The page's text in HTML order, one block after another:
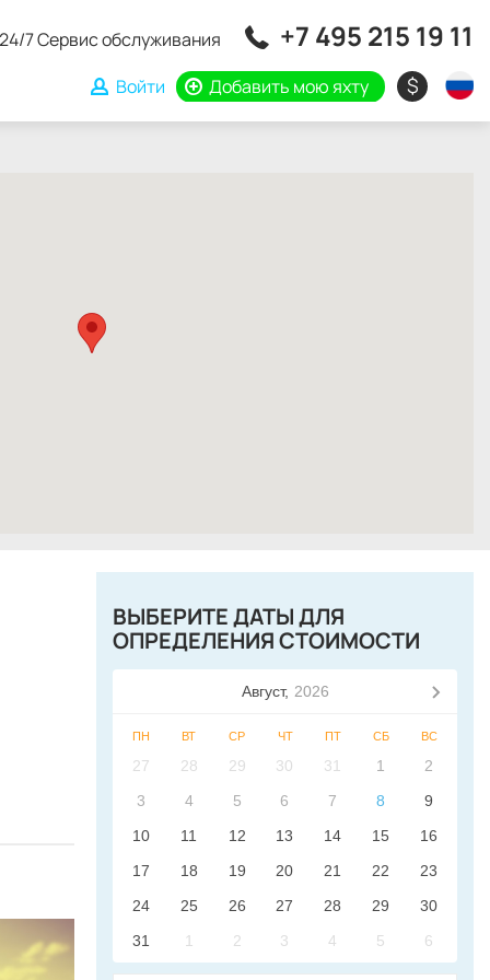
24/7 Сервис обслуживания +7 495 215 19 11
Войти Добавить мою яхту $
ВЫБЕРИТЕ ДАТЫ ДЛЯ
ОПРЕДЕЛЕНИЯ СТОИМОСТИ
Август, 2026
ПН ВТ СР ЧТ ПТ СБ ВС
27 28 29 30 31 1
2
3
4 5 6 7 8
9
10
11 12 13 14 15
16
17
18 19 20 21 22
23
24
25 26 27 28 29
30
31
1 2 3 4 5 6